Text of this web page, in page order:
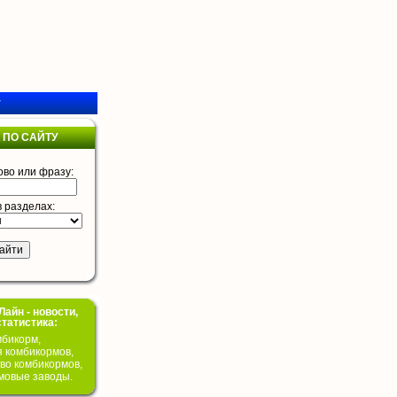
САЙТУ
или фразу:
разделах:
- новости,
комбикормов,
комбикормов,
заводы.